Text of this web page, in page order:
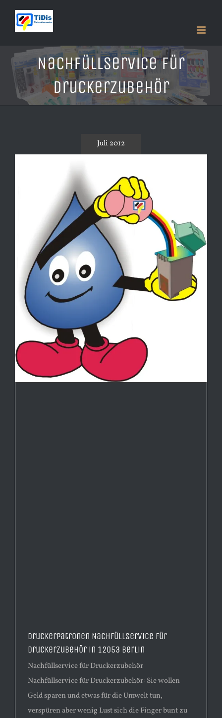
Inhalt
Nachfüllservice für
Druckerzubehör
Juli 2012
Druckerpatronen Nachfüllservice für
Druckerzubehör in 12053 Berlin
Nachfüllservice für Druckerzubehör
Nachfüllservice für Druckerzubehör: Sie wollen
Geld sparen und etwas für die Umwelt tun,
verspüren aber wenig Lust sich die Finger bunt zu